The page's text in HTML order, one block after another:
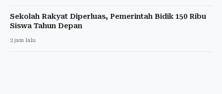
Sekolah Rakyat Diperluas, Pemerintah Bidik 150 Ribu
Siswa Tahun Depan
2 jam lalu